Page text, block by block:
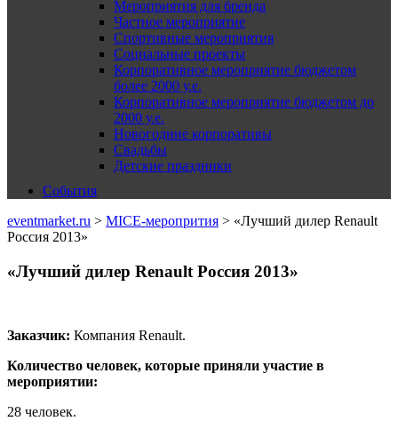
Мероприятия для бренда
Частное мероприятие
Спортивные мероприятия
Социальные проекты
Корпоративное мероприятие бюджетом
более 2000 у.е.
Корпоративное мероприятие бюджетом до
2000 у.е.
Новогодние корпоративы
Свадьбы
Детские праздники
События
eventmarket.ru > MICE-меропрития > «Лучший дилер Renault
Россия 2013»
«Лучший дилер Renault Россия 2013»
Заказчик: Компания Renault.
Количество человек, которые приняли участие в
мероприятии:
28 человек.